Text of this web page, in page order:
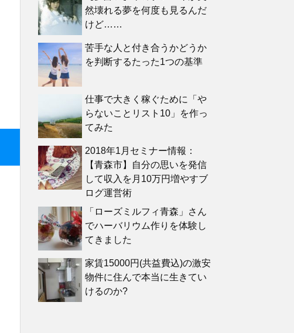
然壊れる夢を何度も見るんだ
けど……
苦手な人と付き合うかどうか
を判断するたった1つの基準
仕事で大きく稼ぐために「や
らないことリスト10」を作っ
てみた
2018年1月セミナー情報：
【青森市】自分の思いを発信
して収入を月10万円増やすブ
ログ運営術
「ローズミルフィ青森」さん
でハーバリウム作りを体験し
てきました
家賃15000円(共益費込)の激安
物件に住んで本当に生きてい
けるのか?